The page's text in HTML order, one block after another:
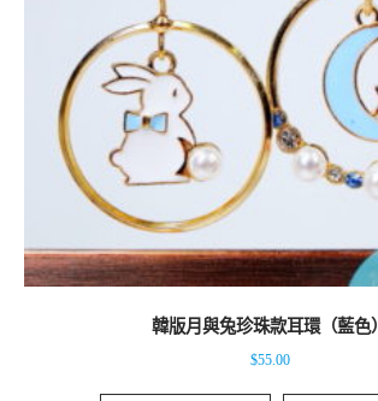
韓版月與兔珍珠款耳環（藍色）
$55.00